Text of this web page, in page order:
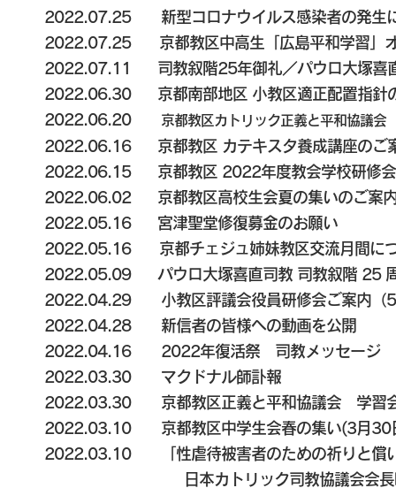
2022.07.25 新型コロナウイルス感染者の発生
2022.07.25 京都教区中高生「広島平和学習」
2022.07.11 司教叙階25年御礼／パウロ大塚喜
2022.06.30 京都南部地区 小教区適正配置指針
2022.06.20
京都教区カトリック正義と平和協議
2022.06.16 京都教区 カテキスタ養成講座のご
2022.06.15 京都教区 2022年度教会学校研修
2022.06.02 京都教区高校生会夏の集いのご案
2022.05.16 宮津聖堂修復募金のお願い
2022.05.16 京都チェジュ姉妹教区交流月間に
2022.05.09 パウロ大塚喜直司教 司教叙階 25
2022.04.29 小教区評議会役員研修会ご案内（
2022.04.28 新信者の皆様への動画を公開
2022.04.16 2022年復活祭 司教メッセージ
2022.03.30 マクドナル師訃報
2022.03.30 京都教区正義と平和協議会 学習
2022.03.10 京都教区中学生会春の集い(3月30
2022.03.10
「性虐待被害者のための祈りと
日本カトリック司教協議会会長呼